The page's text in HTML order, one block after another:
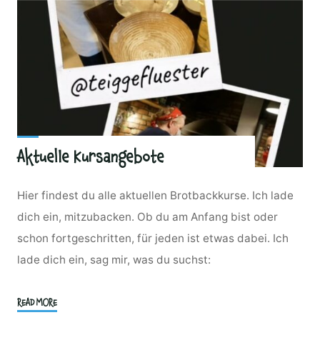
Aktuelle Kursangebote
Hier findest du alle aktuellen Brotbackkurse. Ich lade
dich ein, mitzubacken. Ob du am Anfang bist oder
schon fortgeschritten, für jeden ist etwas dabei. Ich
lade dich ein, sag mir, was du suchst:
READ MORE"Aktuelle